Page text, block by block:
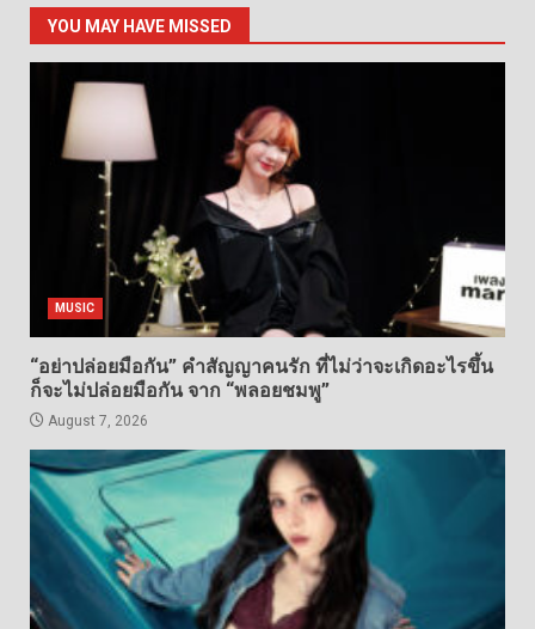
YOU MAY HAVE MISSED
MUSIC
“อย่าปล่อยมือกัน” คำสัญญาคนรัก ที่ไม่ว่าจะเกิดอะไรขึ้น
ก็จะไม่ปล่อยมือกัน จาก “พลอยชมพู”
August 7, 2026